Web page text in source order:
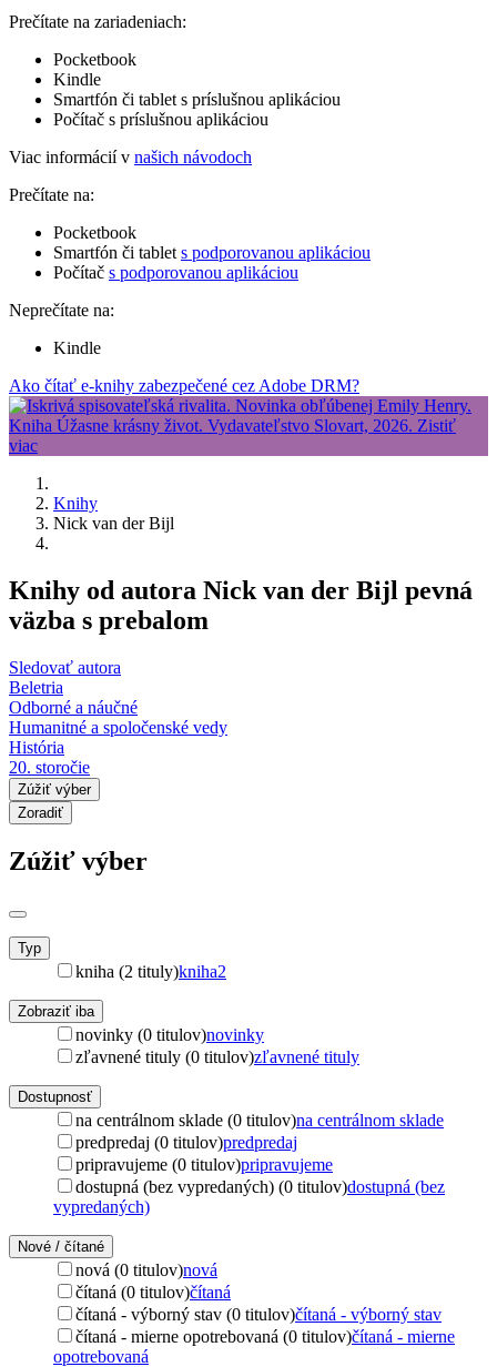
Prečítate na zariadeniach:
Pocketbook
Kindle
Smartfón či tablet s príslušnou aplikáciou
Počítač s príslušnou aplikáciou
Viac informácií v našich návodoch
Prečítate na:
Pocketbook
Smartfón či tablet s podporovanou aplikáciou
Počítač s podporovanou aplikáciou
Neprečítate na:
Kindle
Ako čítať e-knihy zabezpečené cez Adobe DRM?
Knihy
Nick van der Bijl
Knihy od autora Nick van der Bijl pevná
väzba s prebalom
Sledovať autora
Beletria
Odborné a náučné
Humanitné a spoločenské vedy
História
20. storočie
Zúžiť výber
Zoradiť
Zúžiť výber
Typ
kniha (2 tituly)kniha2
Zobraziť iba
novinky (0 titulov)novinky
zľavnené tituly (0 titulov)zľavnené tituly
Dostupnosť
na centrálnom sklade (0 titulov)na centrálnom sklade
predpredaj (0 titulov)predpredaj
pripravujeme (0 titulov)pripravujeme
dostupná (bez vypredaných) (0 titulov)dostupná (bez
vypredaných)
Nové / čítané
nová (0 titulov)nová
čítaná (0 titulov)čítaná
čítaná - výborný stav (0 titulov)čítaná - výborný stav
čítaná - mierne opotrebovaná (0 titulov)čítaná - mierne
opotrebovaná